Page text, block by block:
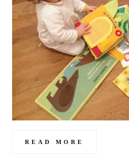
READ MORE